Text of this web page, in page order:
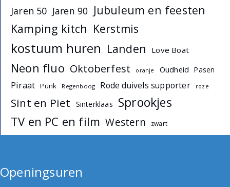
Jaren 50 Jaren 90 Jubuleum en feesten
Kamping kitch Kerstmis
kostuum huren Landen Love Boat
Neon fluo Oktoberfest oranje Oudheid Pasen
Piraat Punk Regenboog Rode duivels supporter roze
Sint en Piet Sinterklaas Sprookjes
TV en PC en film Western zwart
Openingsuren